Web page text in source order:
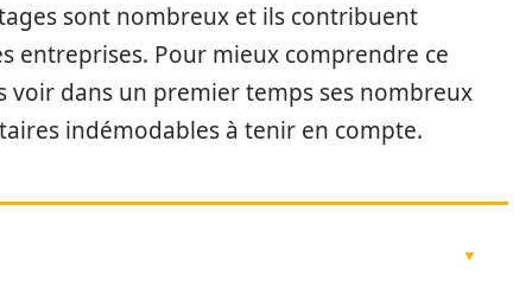
sont nombreux et ils contribuent
entreprises. Pour mieux comprendre ce
dans un premier temps ses nombreux
indémodables à tenir en compte.